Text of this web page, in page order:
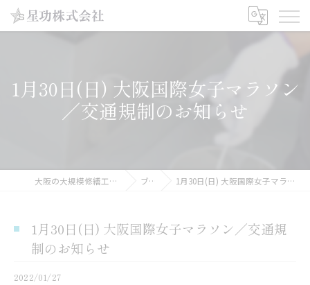
1月30日(日) 大阪国際女子マラソン
／交通規制のお知らせ
大阪の大規模修繕工事なら星功株式会社 ブログ 1月30日(日) 大阪国際女子マラソン／交通規制のお知らせ
1月30日(日) 大阪国際女子マラソン／交通規
制のお知らせ
2022/01/27